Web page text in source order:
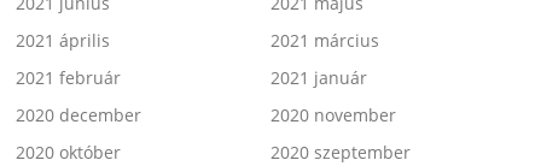
2021 április
2021 március
2021 február
2021 január
2020 december
2020 november
2020 október
2020 szeptember